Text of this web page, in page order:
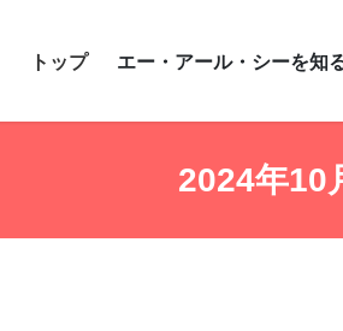
トップ エー・アール・シーを知
2024年10